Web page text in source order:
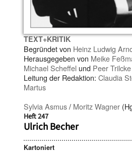
TEXT+KRITIK
Begründet von Heinz Ludwig
Herausgegeben von Meike
Michael Scheffel und Peer Trilcke
Leitung der Redaktion: Claudia
Martus
Sylvia Asmus/ Moritz Wagner
Heft 247
Ulrich Becher
Kartoniert